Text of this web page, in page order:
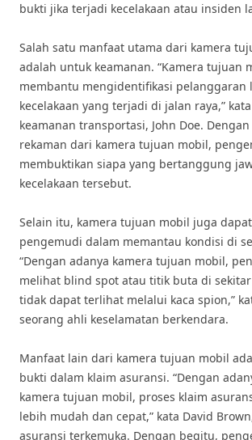
bukti jika terjadi kecelakaan atau insiden
Salah satu manfaat utama dari kamera
adalah untuk keamanan. “Kamera tujuan
membantu mengidentifikasi pelanggaran
kecelakaan yang terjadi di jalan raya,”
keamanan transportasi, John Doe.
rekaman dari kamera tujuan mobil,
membuktikan siapa yang bertanggung
kecelakaan tersebut.
Selain itu, kamera tujuan mobil juga
pengemudi dalam memantau kondisi di
“Dengan adanya kamera tujuan mobil,
melihat blind spot atau titik buta di
tidak dapat terlihat melalui kaca spion,”
seorang ahli keselamatan berkendara.
Manfaat lain dari kamera tujuan mobil
bukti dalam klaim asuransi. “Dengan
kamera tujuan mobil, proses klaim
lebih mudah dan cepat,” kata David
asuransi terkemuka. Dengan begitu,